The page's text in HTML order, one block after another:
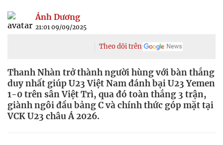
Ánh Dương
21:01 09/09/2025
Theo dõi trên
Thanh Nhàn trở thành người hùng với bàn thắng
duy nhất giúp U23 Việt Nam đánh bại U23 Yemen
1-0 trên sân Việt Trì, qua đó toàn thắng 3 trận,
giành ngôi đầu bảng C và chính thức góp mặt tại
VCK U23 châu Á 2026.